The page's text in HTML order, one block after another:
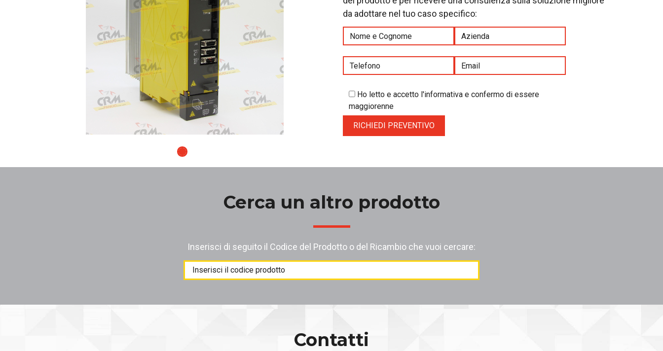
da adottare nel tuo caso specifico:
Ho letto e accetto l'informativa e confermo di essere
maggiorenne
Cerca un altro prodotto
Inserisci di seguito il Codice del Prodotto o del Ricambio che vuoi cercare:
Products
search
Contatti